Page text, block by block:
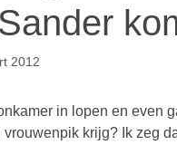
2012
in lopen en even
krijg? Ik zeg